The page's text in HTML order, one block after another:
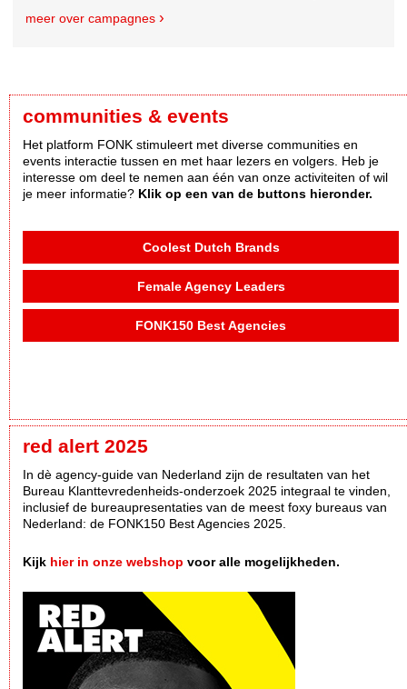
meer over campagnes
communities & events
Het platform FONK stimuleert met diverse communities en
events interactie tussen en met haar lezers en volgers. Heb je
interesse om deel te nemen aan één van onze activiteiten of wil
je meer informatie? Klik op een van de buttons hieronder.
Coolest Dutch Brands
Female Agency Leaders
FONK150 Best Agencies
red alert 2025
In dè agency-guide van Nederland zijn de resultaten van het
Bureau Klanttevredenheids-onderzoek 2025 integraal te vinden,
inclusief de bureaupresentaties van de meest foxy bureaus van
Nederland: de FONK150 Best Agencies 2025.
Kijk hier in onze webshop voor alle mogelijkheden.